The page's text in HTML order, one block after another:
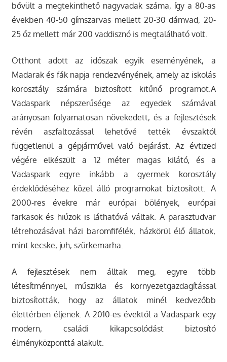
bővült a megtekinthető nagyvadak száma, így a 80-as
években 40-50 gímszarvas mellett 20-30 dámvad, 20-
25 őz mellett már 200 vaddisznó is megtalálható volt.
Otthont adott az időszak egyik eseményének, a
Madarak és fák napja rendezvényének, amely az iskolás
korosztály számára biztosított kitűnő programot.A
Vadaspark népszerűsége az egyedek számával
arányosan folyamatosan növekedett, és a fejlesztések
révén aszfaltozással lehetővé tették évszaktól
függetlenül a gépjárművel való bejárást. Az évtized
végére elkészült a 12 méter magas kilátó, és a
Vadaspark egyre inkább a gyermek korosztály
érdeklődéséhez közel álló programokat biztosított. A
2000-res évekre már európai bölények, európai
farkasok és hiúzok is láthatóvá váltak. A parasztudvar
létrehozásával házi baromfifélék, házkörül élő állatok,
mint kecske, juh, szürkemarha.
A fejlesztések nem álltak meg, egyre több
létesítménnyel, műszikla és környezetgazdagítással
biztosították, hogy az állatok minél kedvezőbb
élettérben éljenek. A 2010-es évektől a Vadaspark egy
modern, családi kikapcsolódást biztosító
élményközponttá alakult.